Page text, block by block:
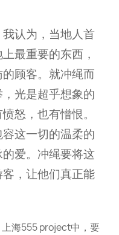
认为，当地人首
最重要的东西，
顾客。就冲绳而
光是超乎想象的
怒，也有憎恨。
这一切的温柔的
爱。冲绳要将这
，让他们真正能
海555 project中，要